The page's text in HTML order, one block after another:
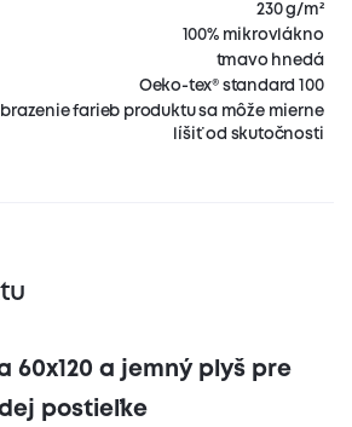
230 g/m²
100% mikrovlákno
tmavo hnedá
Oeko-tex® standard 100
farieb produktu sa môže mierne
líšiť od skutočnosti
60x120 a jemný plyš pre
postieľke